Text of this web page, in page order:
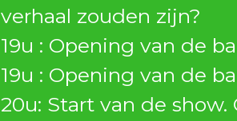
verhaal zouden zijn?
19u : Opening van de
19u : Opening van de
20u: Start van de